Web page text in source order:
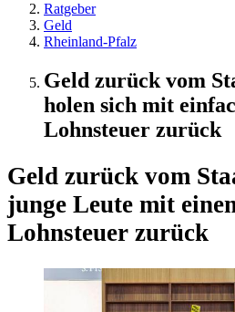
Ratgeber
Geld
Rheinland-Pfalz
Geld zurück vom
holen sich mit
Lohnsteuer zurück
Geld zurück vom
junge Leute mit
Lohnsteuer zurück